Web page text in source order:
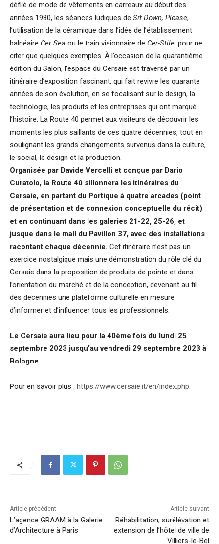
défilé de mode de vêtements en carreaux au début des
années 1980, les séances ludiques de Sit Down, Please,
l’utilisation de la céramique dans l’idée de l’établissement
balnéaire Cer Sea ou le train visionnaire de Cer-Stile, pour ne
citer que quelques exemples. À l’occasion de la quarantième
édition du Salon, l’espace du Cersaie est traversé par un
itinéraire d’exposition fascinant, qui fait revivre les quarante
années de son évolution, en se focalisant sur le design, la
technologie, les produits et les entreprises qui ont marqué
l’histoire. La Route 40 permet aux visiteurs de découvrir les
moments les plus saillants de ces quatre décennies, tout en
soulignant les grands changements survenus dans la culture,
le social, le design et la production.
Organisée par Davide Vercelli et conçue par Dario
Curatolo, la Route 40 sillonnera les itinéraires du
Cersaie, en partant du Portique à quatre arcades (point
de présentation et de connexion conceptuelle du récit)
et en continuant dans les galeries 21-22, 25-26, et
jusque dans le mall du Pavillon 37, avec des installations
racontant chaque décennie. Cet itinéraire n’est pas un
exercice nostalgique mais une démonstration du rôle clé du
Cersaie dans la proposition de produits de pointe et dans
l’orientation du marché et de la conception, devenant au fil
des décennies une plateforme culturelle en mesure
d’informer et d’influencer tous les professionnels.
Le Cersaie aura lieu pour la 40ème fois du lundi 25
septembre 2023 jusqu’au vendredi 29 septembre 2023 à
Bologne.
Pour en savoir plus : https://www.cersaie.it/en/index.php.
Article précédent
L’agence GRAAM à la Galerie
d’Architecture à Paris
Article suivant
Réhabilitation, surélévation et
extension de l’hôtel de ville de
Villiers-le-Bel